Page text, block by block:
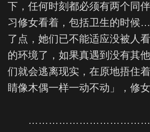
下，任何时刻都必须有两个同
习修女看着，包括卫生的时候
了点，她们已不能适应没被人
的环境了，如果真遇到没有其
们就会逃离现实，在原地捂住
睛像木偶一样一动不动」，修女